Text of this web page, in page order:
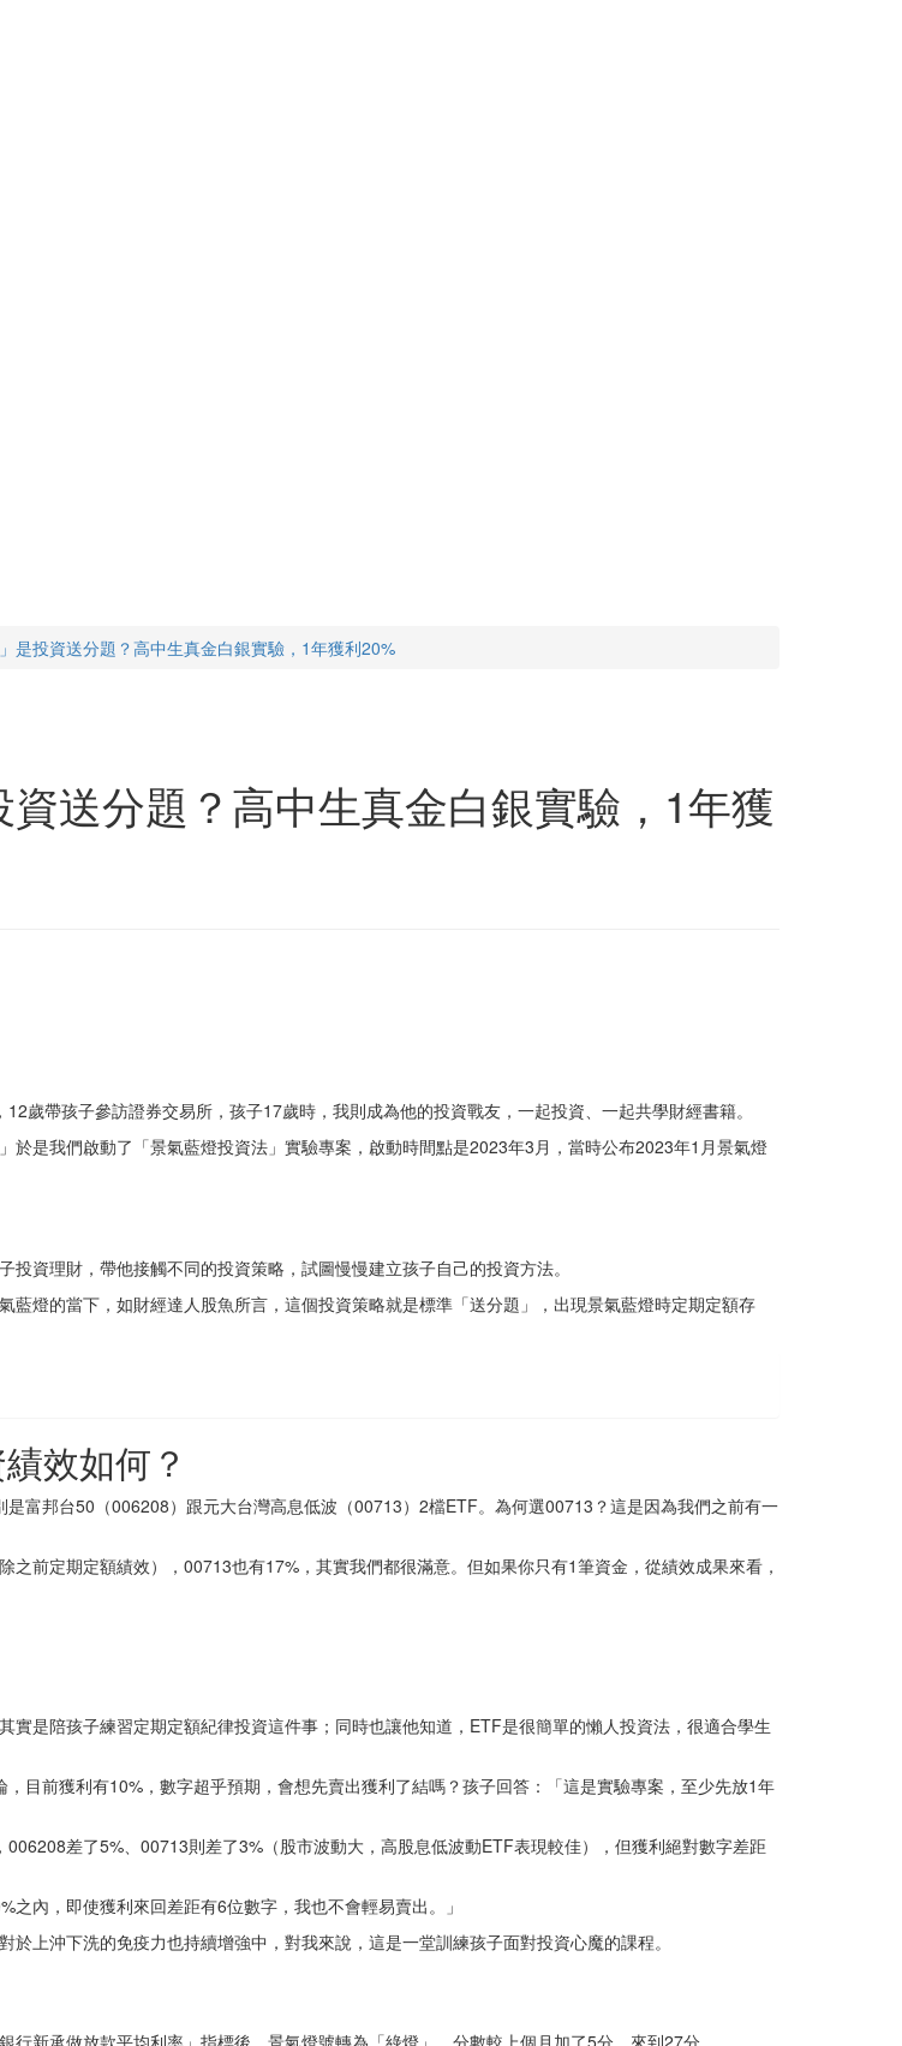
是投資送分題？高中生真金白銀實驗，1年獲利20%
送分題？高中生真金白銀實驗，1年獲
歲帶孩子參訪證券交易所，孩子17歲時，我則成為他的投資戰友，一起投資、一起共學財經書籍。
是我們啟動了「景氣藍燈投資法」實驗專案，啟動時間點是2023年3月，當時公布2023年1月景氣燈
資理財，帶他接觸不同的投資策略，試圖慢慢建立孩子自己的投資方法。
燈的當下，如財經達人股魚所言，這個投資策略就是標準「送分題」，出現景氣藍燈時定期定額存
效如何？
富邦台50（006208）跟元大台灣高息低波（00713）2檔ETF。為何選00713？這是因為我們之前有一
前定期定額績效），00713也有17%，其實我們都很滿意。但如果你只有1筆資金，從績效成果來看，
是陪孩子練習定期定額紀律投資這件事；同時也讓他知道，ETF是很簡單的懶人投資法，很適合學生
目前獲利有10%，數字超乎預期，會想先賣出獲利了結嗎？孩子回答：「這是實驗專案，至少先放1年
差了5%、00713則差了3%（股市波動大，高股息低波動ETF表現較佳），但獲利絕對數字差距
內，即使獲利來回差距有6位數字，我也不會輕易賣出。」
上沖下洗的免疫力也持續增強中，對我來說，這是一堂訓練孩子面對投資心魔的課程。
新承做放款平均利率」指標後，景氣燈號轉為「綠燈」，分數較上個月加了5分、來到27分。